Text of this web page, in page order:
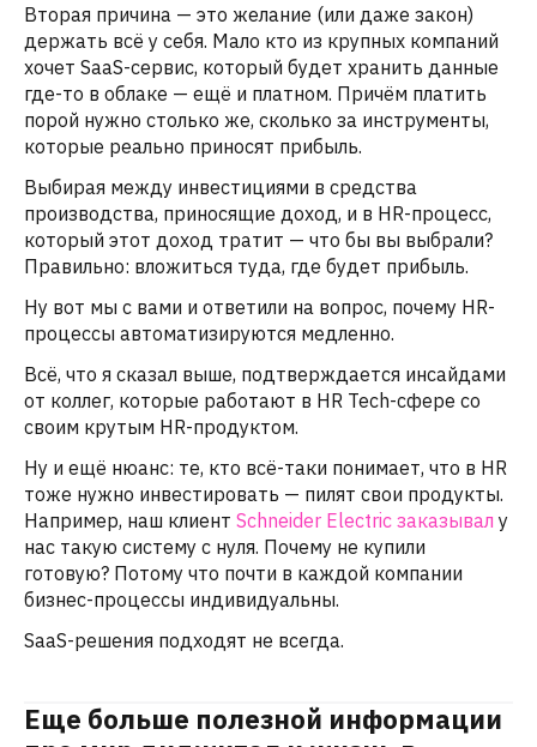
Вторая причина — это желание (или даже закон)
держать всё у себя. Мало кто из крупных компаний
хочет SaaS-сервис, который будет хранить данные
где-то в облаке — ещё и платном. Причём платить
порой нужно столько же, сколько за инструменты,
которые реально приносят прибыль.
Выбирая между инвестициями в средства
производства, приносящие доход, и в HR-процесс,
который этот доход тратит — что бы вы выбрали?
Правильно: вложиться туда, где будет прибыль.
Ну вот мы с вами и ответили на вопрос, почему HR-
процессы автоматизируются медленно.
Всё, что я сказал выше, подтверждается инсайдами
от коллег, которые работают в HR Tech-сфере со
своим крутым HR-продуктом.
Ну и ещё нюанс: те, кто всё-таки понимает, что в HR
тоже нужно инвестировать — пилят свои продукты.
Например, наш клиент Schneider Electric заказывал у
нас такую систему с нуля. Почему не купили
готовую? Потому что почти в каждой компании
бизнес-процессы индивидуальны.
SaaS-решения подходят не всегда.
Еще больше полезной информации